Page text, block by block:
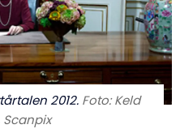
2012. Foto: Keld